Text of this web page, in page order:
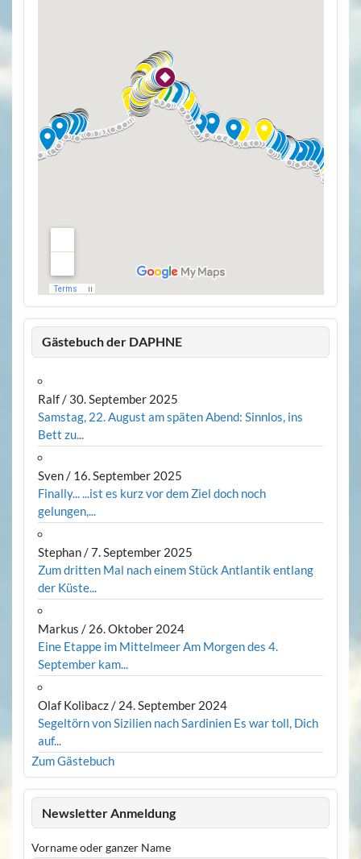
Gästebuch der DAPHNE
Ralf/ 30. September 2025
Samstag, 22. August am späten Abend: Sinnlos, ins
Bett zu...
Sven/ 16. September 2025
Finally... ...ist es kurz vor dem Ziel doch noch
gelungen,...
Stephan/7. September 2025
Zum dritten Mal nach einem Stück Antlantik entlang
der Küste...
Markus / 26. Oktober 2024
Eine Etappe im Mittelmeer Am Morgen des 4.
September kam...
Olaf Kolibacz/ 24. September 2024
Segeltörn von Sizilien nach Sardinien Es war toll, Dich
auf...
Zum Gästebuch
Newsletter Anmeldung
Vorname oder ganzer Name